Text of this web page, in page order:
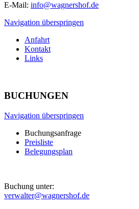
E-Mail: info@wagnershof.de
Navigation überspringen
Anfahrt
Kontakt
Links
BUCHUNGEN
Navigation überspringen
Buchungsanfrage
Preisliste
Belegungsplan
Buchung unter:
verwalter@wagnershof.de